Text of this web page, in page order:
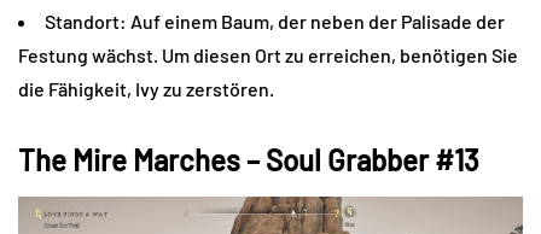
Standort: Auf einem Baum, der neben der Palisade der
Festung wächst. Um diesen Ort zu erreichen, benötigen Sie
die Fähigkeit, Ivy zu zerstören.
The Mire Marches – Soul Grabber #13